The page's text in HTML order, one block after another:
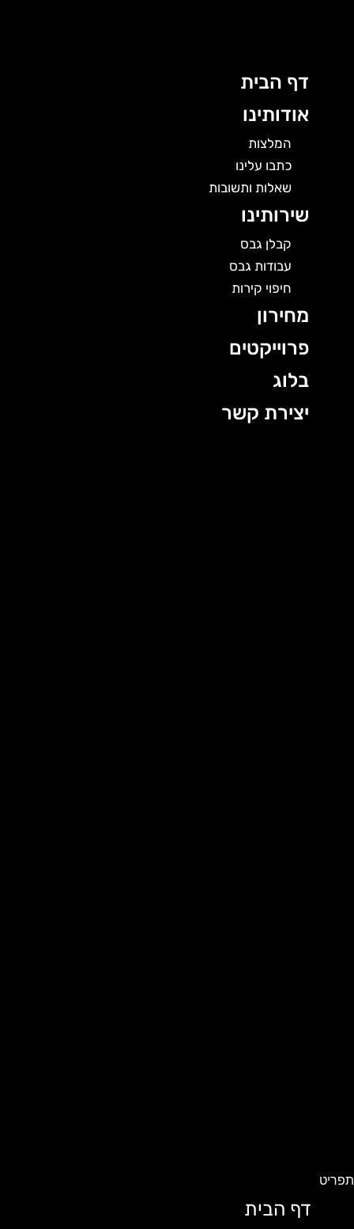
דף הבית
אודותינו
המלצות
כתבו עלינו
שאלות ותשובות
שירותינו
קבלן גבס
עבודות גבס
חיפוי קירות
מחירון
פרוייקטים
בלוג
יצירת קשר
דף הבית